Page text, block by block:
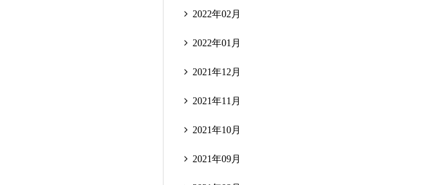
2022年02月
2022年01月
2021年12月
2021年11月
2021年10月
2021年09月